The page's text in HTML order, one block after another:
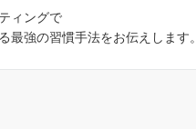
ィングで
強の習慣手法をお伝えします。